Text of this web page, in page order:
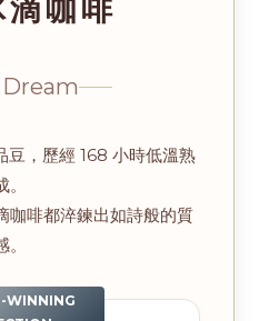
咖啡
Dream
豆，歷經 168 小時低溫熟
。
咖啡都淬鍊出如詩般的質
。
WINNING